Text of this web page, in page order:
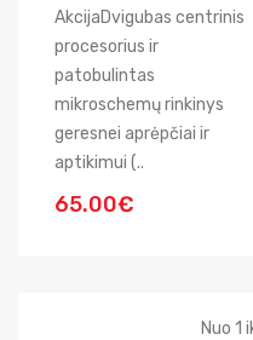
AkcijaDvigubas centrinis
procesorius ir
patobulintas
mikroschemų rinkinys
geresnei aprėpčiai ir
aptikimui (..
65.00€
Nuo 1